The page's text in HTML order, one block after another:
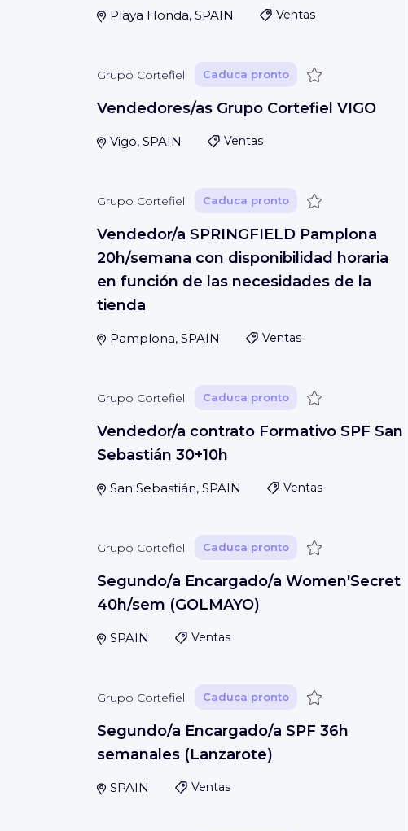
Playa Honda, SPAIN Ventas
Grupo Cortefiel Caduca pronto Guardar
Vendedores/as Grupo Cortefiel VIGO
Vigo, SPAIN Ventas
Grupo Cortefiel Caduca pronto Guardar
Vendedor/a SPRINGFIELD Pamplona
20h/semana con disponibilidad horaria
en función de las necesidades de la
tienda
Pamplona, SPAIN Ventas
Grupo Cortefiel Caduca pronto Guardar
Vendedor/a contrato Formativo SPF San
Sebastián 30+10h
San Sebastián, SPAIN Ventas
Grupo Cortefiel Caduca pronto Guardar
Segundo/a Encargado/a Women'Secret
40h/sem (GOLMAYO)
SPAIN Ventas
Grupo Cortefiel Caduca pronto Guardar
Segundo/a Encargado/a SPF 36h
semanales (Lanzarote)
SPAIN Ventas